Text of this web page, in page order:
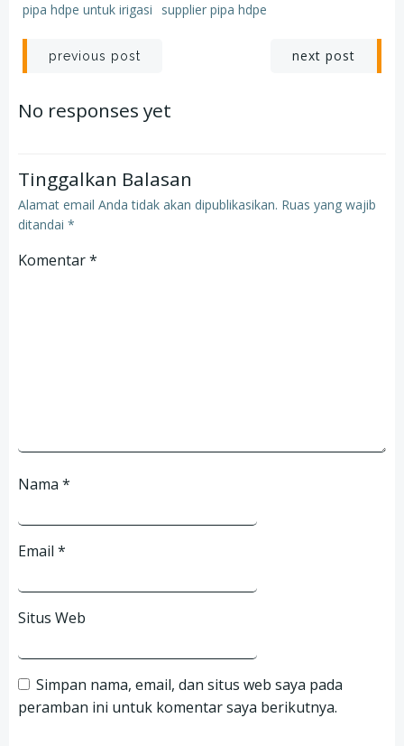
pipa hdpe untuk irigasi
supplier pipa hdpe
Post
navigation
previous post next post
No responses yet
Tinggalkan Balasan
Alamat email Anda tidak akan dipublikasikan. Ruas yang wajib
ditandai *
Komentar*
Nama *
Email *
Situs Web
Simpan nama, email, dan situs web saya pada
peramban ini untuk komentar saya berikutnya.